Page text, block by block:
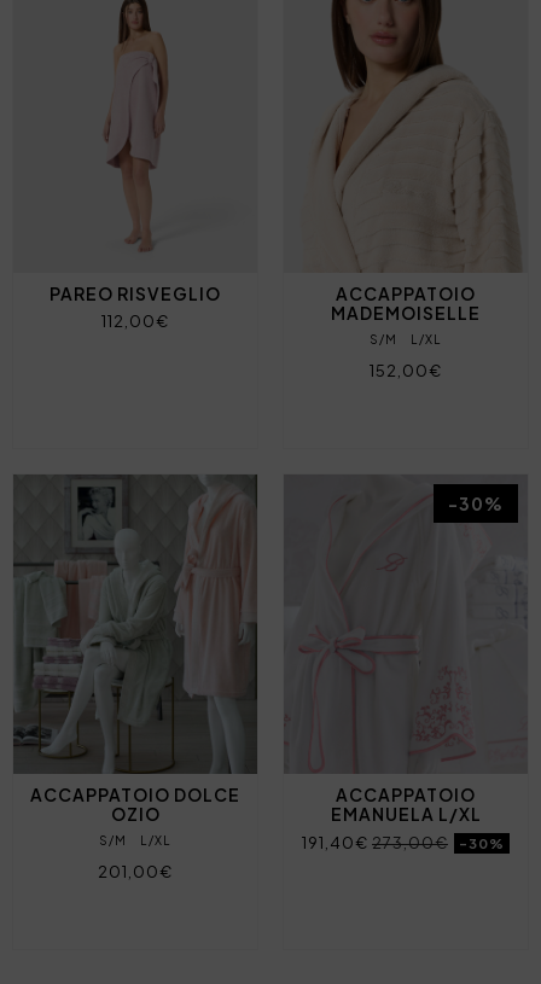
PAREO RISVEGLIO
112,00€
ACCAPPATOIO
MADEMOISELLE
S/M L/XL
152,00€
ACCAPPATOIO DOLCE
OZIO
S/M L/XL
201,00€
ACCAPPATOIO
EMANUELA L/XL
191,40€ 273,00€ -30%
-30%